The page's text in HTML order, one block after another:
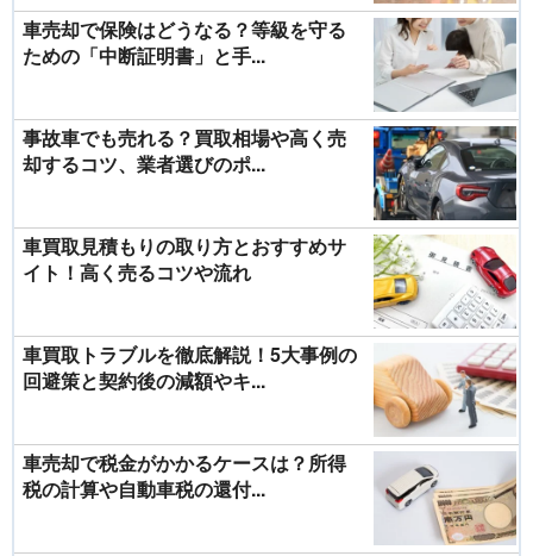
車売却で保険はどうなる？等級を守る
ための「中断証明書」と手...
事故車でも売れる？買取相場や高く売
却するコツ、業者選びのポ...
車買取見積もりの取り方とおすすめサ
イト！高く売るコツや流れ
車買取トラブルを徹底解説！5大事例の
回避策と契約後の減額やキ...
車売却で税金がかかるケースは？所得
税の計算や自動車税の還付...